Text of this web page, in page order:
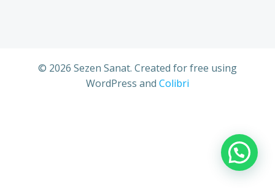
© 2026 Sezen Sanat. Created for free using
WordPress and Colibri